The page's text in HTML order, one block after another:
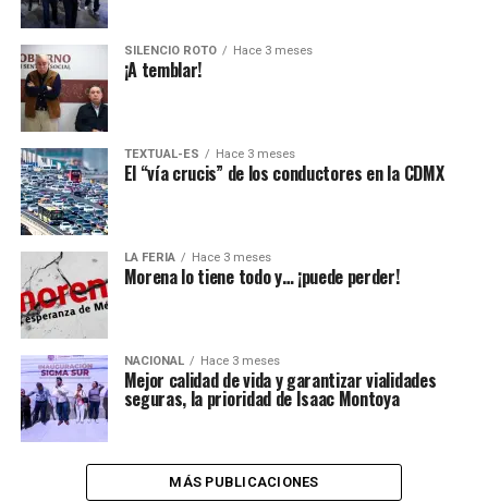
SILENCIO ROTO Hace 3 meses
¡A temblar!
TEXTUAL-ES Hace 3 meses
El “vía crucis” de los conductores en la CDMX
LA FERIA Hace 3 meses
Morena lo tiene todo y… ¡puede perder!
NACIONAL Hace 3 meses
Mejor calidad de vida y garantizar vialidades
seguras, la prioridad de Isaac Montoya
MÁS PUBLICACIONES